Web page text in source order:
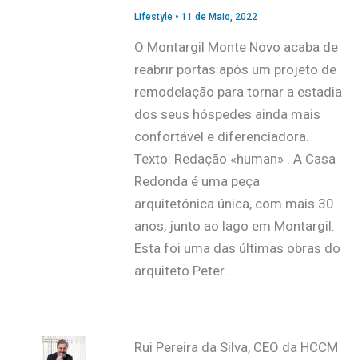
Lifestyle• 11 de Maio, 2022
O Montargil Monte Novo acaba de
reabrir portas após um projeto de
remodelação para tornar a estadia
dos seus hóspedes ainda mais
confortável e diferenciadora.
Texto: Redação «human» . A Casa
Redonda é uma peça
arquitetónica única, com mais 30
anos, junto ao lago em Montargil.
Esta foi uma das últimas obras do
arquiteto Peter…
Rui Pereira da Silva, CEO da HCCM